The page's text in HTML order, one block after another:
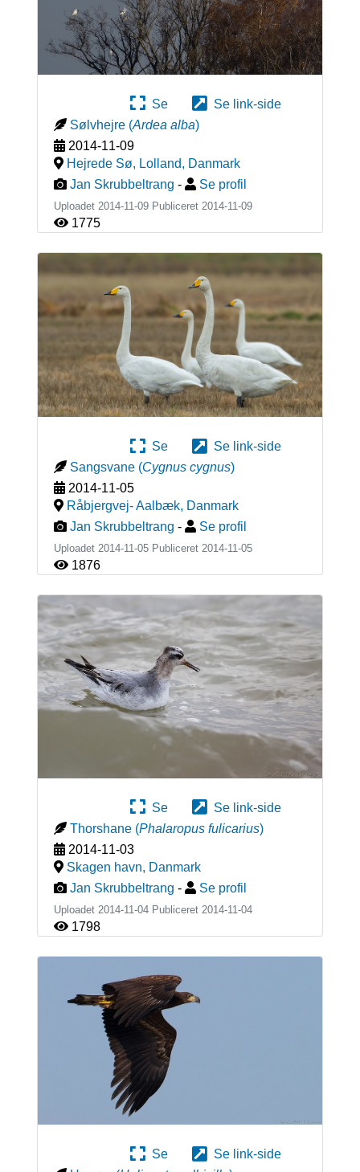
Se
Se link-side
Sølvhejre (Ardea alba)
2014-11-09
Hejrede Sø, Lolland, Danmark
Jan Skrubbeltrang - Se profil
Uploadet 2014-11-09 Publiceret 2014-11-09
1775
Se
Se link-side
Sangsvane (Cygnus cygnus)
2014-11-05
Råbjergvej- Aalbæk, Danmark
Jan Skrubbeltrang - Se profil
Uploadet 2014-11-05 Publiceret 2014-11-05
1876
Se
Se link-side
Thorshane (Phalaropus fulicarius)
2014-11-03
Skagen havn, Danmark
Jan Skrubbeltrang - Se profil
Uploadet 2014-11-04 Publiceret 2014-11-04
1798
Se
Se link-side